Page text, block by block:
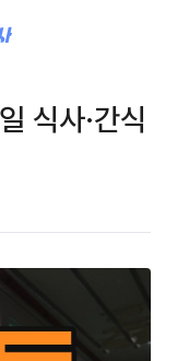
식사·간식